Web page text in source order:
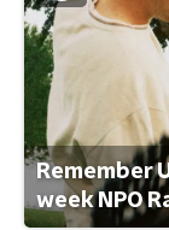
Remember
week NPO